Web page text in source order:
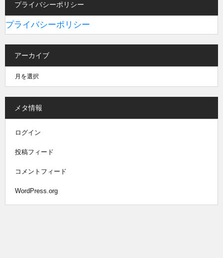
プライバシーポリシー
プライバシーポリシー
アーカイブ
メタ情報
ログイン
投稿フィード
コメントフィード
WordPress.org